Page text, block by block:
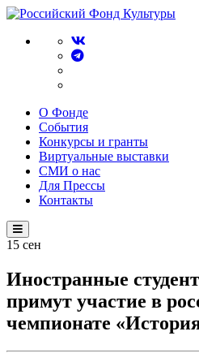
О Фонде
События
Конкурсы и гранты
Виртуальные выставки
СМИ о нас
Для Прессы
Контакты
15 сен
Иностранные
примут участие в
чемпионате